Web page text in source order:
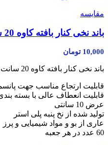
مقایسه
باند نخی کنار بافته کاوه 20 سانت
10,000 تومان
باند نخی کنار بافته کاوه 20 سانت
قابلیت ارتجاع مناسب جهت
قابلیت انعطاف عالی با بسته
عرض 10 سانتی
تولید شده از نخ پنبه پلی استر
عاری از بو و مواد شیمیایی و پرز
60 عدد در هر جعبه